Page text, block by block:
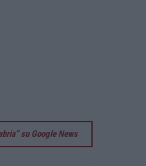
su Google News